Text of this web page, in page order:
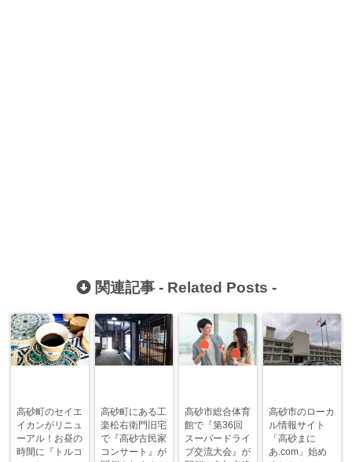
関連記事 - Related Posts -
高砂町のセイエ
イカンがリニュ
ーアル！お昼の
時間に『トルコ
高砂町にある工
楽松右衛門旧宅
で『高砂古民家
コンサート』が
高砂市総合体育
館で『第36回
スーパードライ
ブ交流大会』が
高砂市のローカ
ル情報サイト
「高砂まに
あ.com」始め